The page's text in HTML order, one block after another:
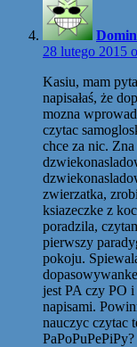
28 lutego 2015
Kasiu, mam
napisałaś, że
mozna
czytac
chce za nic.
zwierzatka,
ksiazeczke z
poradzila,
pierwszy
pokoju.
jest PA czy PO
napisami.
nauczyc czytac
PaPoPuPePiPy?